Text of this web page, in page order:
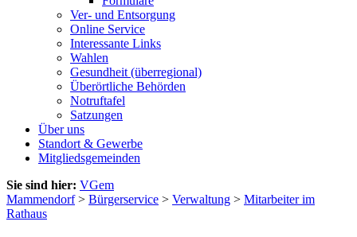
Ver- und Entsorgung
Online Service
Interessante Links
Wahlen
Gesundheit (überregional)
Überörtliche Behörden
Notruftafel
Satzungen
Über uns
Standort & Gewerbe
Mitgliedsgemeinden
Sie sind hier: VGem
Mammendorf> Bürgerservice > Verwaltung > Mitarbeiter im
Rathaus